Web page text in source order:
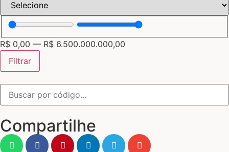
R$ 0,00 — R$ 6.500.000.000,00
Filtrar
Compartilhe